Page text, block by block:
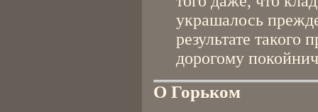
украшалось
результате такого
дорогому
О Горьком